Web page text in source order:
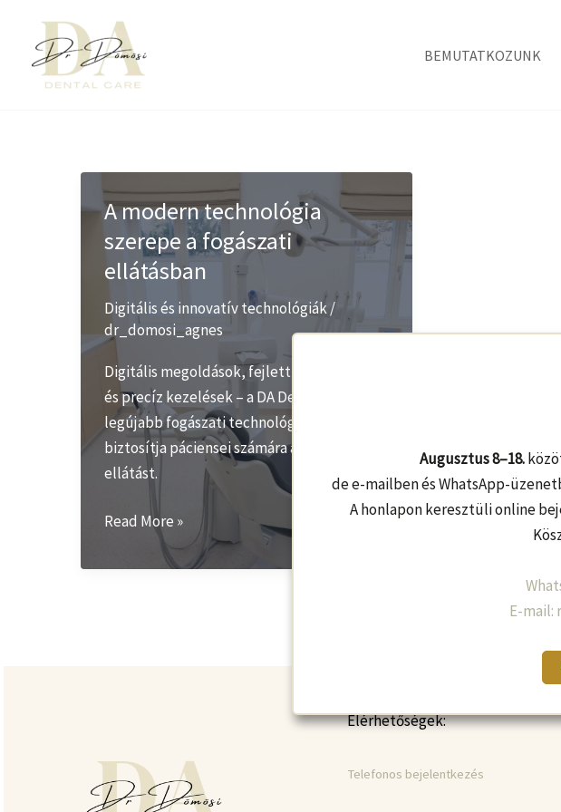
Augusztus 8–18.
de e-mailben és WhatsApp-
A honlapon keresztüli online
E-mail:
content
BEMUTATKOZUNK
A modern technológia
szerepe a fogászati
ellátásban
Digitális és innovatív technológiák/
dr_domosi_agnes
Digitális megoldások, fejlett diagnosztika
és precíz kezelések – a DA Dental Care a
legújabb fogászati technológiákkal
biztosítja páciensei számára a legjobb
ellátást.
A
technológia
Read More »
Elérhetőségek:
Telefonos bejelentkezés